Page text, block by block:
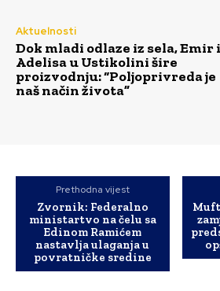
Aktuelnosti
Dok mladi odlaze iz sela, Emir i
Adelisa u Ustikolini šire
proizvodnju: “Poljoprivreda je
naš način života”
Prethodna vijest
Zvornik: Federalno
ministartvo na čelu sa
Edinom Ramićem
nastavlja ulaganja u
povratničke sredine